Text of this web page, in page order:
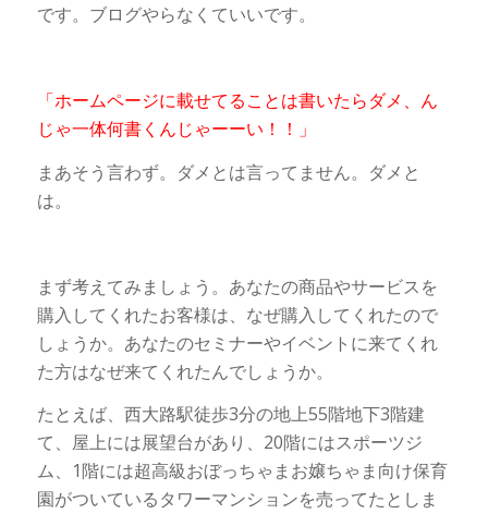
です。ブログやらなくていいです。
「ホームページに載せてることは書いたらダメ、ん
じゃ一体何書くんじゃーーい！！」
まあそう言わず。ダメとは言ってません。ダメと
は。
まず考えてみましょう。あなたの商品やサービスを
購入してくれたお客様は、なぜ購入してくれたので
しょうか。あなたのセミナーやイベントに来てくれ
た方はなぜ来てくれたんでしょうか。
たとえば、西大路駅徒歩3分の地上55階地下3階建
て、屋上には展望台があり、20階にはスポーツジ
ム、1階には超高級おぼっちゃまお嬢ちゃま向け保育
園がついているタワーマンションを売ってたとしま